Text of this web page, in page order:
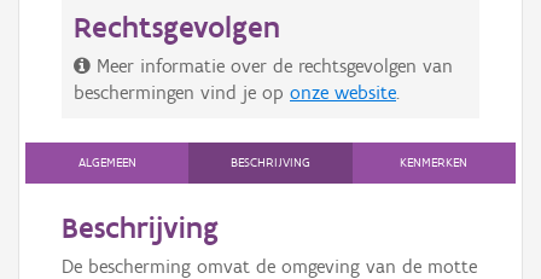
Rechtsgevolgen
Meer informatie over de rechtsgevolgen van
beschermingen vind je op onze website.
ALGEMEEN BESCHRIJVING KENMERKEN
Beschrijving
De bescherming omvat de omgeving van de motte